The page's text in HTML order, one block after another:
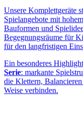
Unsere Komplettgeräte
Spielangebote mit
Bauformen und
Begegnungsräume für
für den langfristigen
Ein besonderes
Serie: markante
die Klettern,
Weise verbinden.